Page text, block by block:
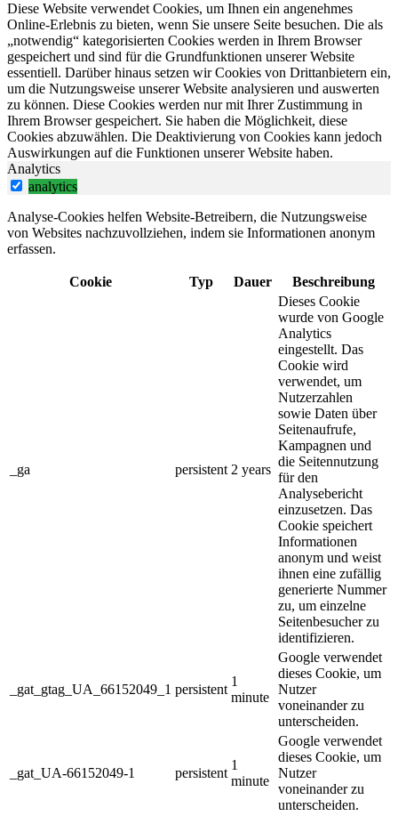
Diese Website verwendet Cookies, um Ihnen ein angenehmes
Online-Erlebnis zu bieten, wenn Sie unsere Seite besuchen. Die als
„notwendig“ kategorisierten Cookies werden in Ihrem Browser
gespeichert und sind für die Grundfunktionen unserer Website
essentiell. Darüber hinaus setzen wir Cookies von Drittanbietern ein,
um die Nutzungsweise unserer Website analysieren und auswerten
zu können. Diese Cookies werden nur mit Ihrer Zustimmung in
Ihrem Browser gespeichert. Sie haben die Möglichkeit, diese
Cookies abzuwählen. Die Deaktivierung von Cookies kann jedoch
Auswirkungen auf die Funktionen unserer Website haben.
Analytics
analytics
Analyse-Cookies helfen Website-Betreibern, die Nutzungsweise
von Websites nachzuvollziehen, indem sie Informationen anonym
erfassen.
Cookie Typ Dauer Beschreibung
_ga persistent 2 years
Dieses Cookie
wurde von Google
Analytics
eingestellt. Das
Cookie wird
verwendet, um
Nutzerzahlen
sowie Daten über
Seitenaufrufe,
Kampagnen und
die Seitennutzung
für den
Analysebericht
einzusetzen. Das
Cookie speichert
Informationen
anonym und weist
ihnen eine zufällig
generierte Nummer
zu, um einzelne
Seitenbesucher zu
identifizieren.
_gat_gtag_UA_66152049_1 persistent
1
minute
Google verwendet
dieses Cookie, um
Nutzer
voneinander zu
unterscheiden.
_gat_UA-66152049-1 persistent
1
minute
Google verwendet
dieses Cookie, um
Nutzer
voneinander zu
unterscheiden.